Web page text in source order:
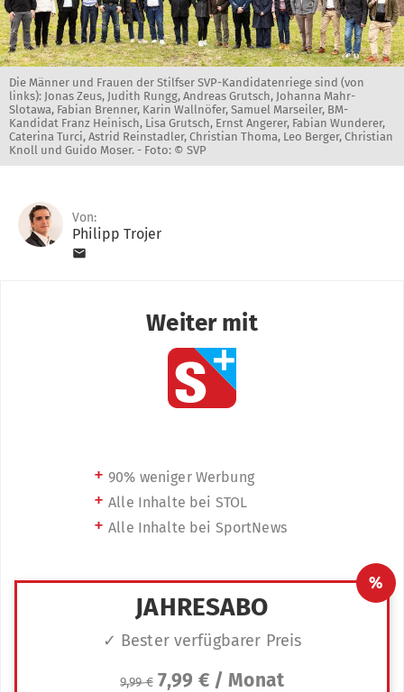
Die Männer und Frauen der Stilfser SVP-Kandidatenriege sind (von
links): Jonas Zeus, Judith Rungg, Andreas Grutsch, Johanna Mahr-
Slotawa, Fabian Brenner, Karin Wallnöfer, Samuel Marseiler, BM-
Kandidat Franz Heinisch, Lisa Grutsch, Ernst Angerer, Fabian Wunderer,
Caterina Turci, Astrid Reinstadler, Christian Thoma, Leo Berger, Christian
Knoll und Guido Moser. - Foto: © SVP
Von:
Philipp Trojer